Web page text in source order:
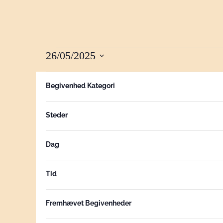
FOR
26
MAJ,
2025
du
ændrer
form
inputs,
opdateres
listen
over
med
Begivenhed Kategori
Steder
Dag
Tid
Fremhævet Begivenheder
26/05/2025
Vælg
dato.